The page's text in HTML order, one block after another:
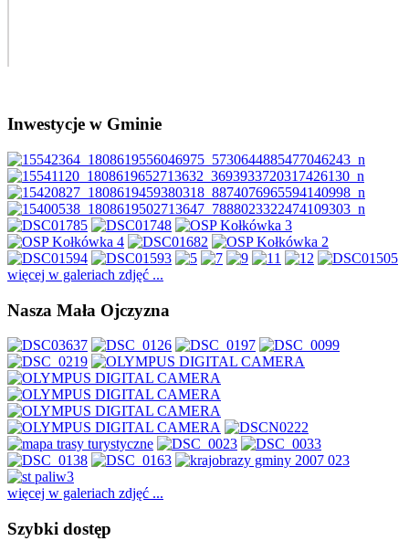
Inwestycje w Gminie
więcej w galeriach zdjęć ...
Nasza Mała Ojczyzna
więcej w galeriach zdjęć ...
Szybki dostęp